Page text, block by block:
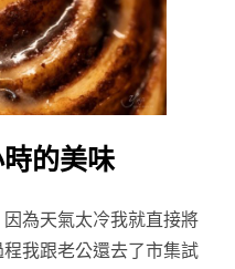
的美味
為天氣太冷我就直接將
我跟老公還去了市集試